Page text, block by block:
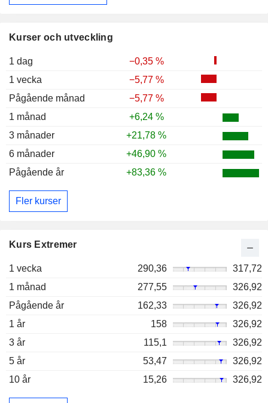
Kurser och utveckling
1 dag
−0,35 %
1 vecka
−5,77 %
Pågående månad
−5,77 %
1 månad
+6,24 %
3 månader
+21,78 %
6 månader
+46,90 %
Pågående år
+83,36 %
Fler kurser
Kurs Extremer
1 vecka 290,36
317,72
1 månad
277,55
326,92
Pågående år
162,33
326,92
1 år
158
326,92
3 år
115,1
326,92
5 år
53,47
326,92
10 år
15,26 326,92